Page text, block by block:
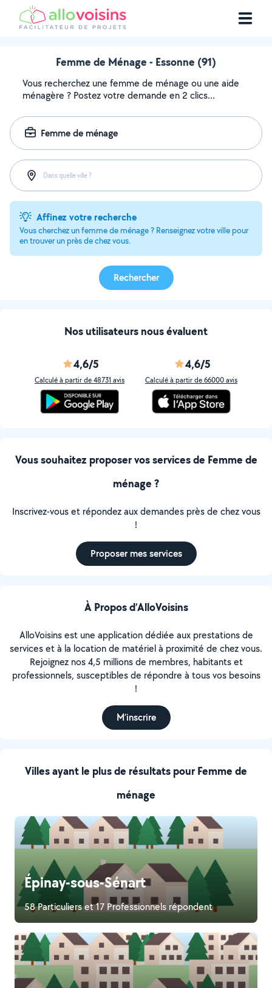
Femme de Ménage - Essonne (91)
Vous recherchez une femme de ménage ou une aide
ménagère ? Postez votre demande en 2 clics...
Femme de ménage
Dans quelle ville ?
Affinez votre recherche
Vous cherchez un femme de ménage ? Renseignez votre ville pour
en trouver un près de chez vous.
Rechercher
Nos utilisateurs nous évaluent
4,6/5
Calculé à partir de 48731 avis
4,6/5
Calculé à partir de 66000 avis
Villes ayant le plus de résultats pour Femme de
ménage
Épinay-sous-Sénart
58 Particuliers et 17 Professionnels répondent
Vous souhaitez proposer vos services de Femme de
ménage ?
Inscrivez-vous et répondez aux demandes près de chez vous
!
Proposer mes services
À Propos d’AlloVoisins
AlloVoisins est une application dédiée aux prestations de
services et à la location de matériel à proximité de chez vous.
Rejoignez nos 4,5 millions de membres, habitants et
professionnels, susceptibles de répondre à tous vos besoins
!
M’inscrire